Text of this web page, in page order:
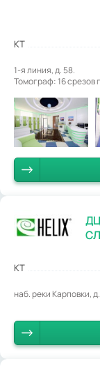
КТ
1-я линия, д. 58.
Томограф: 16 срезов
КТ
наб. реки Карповки,